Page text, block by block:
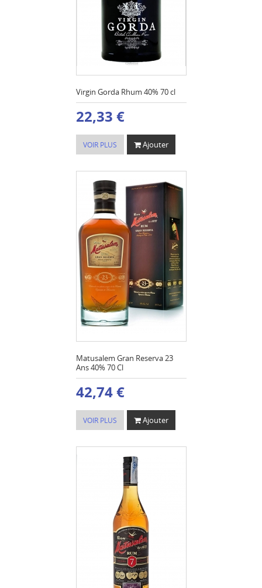
Virgin Gorda Rhum 40% 70 cl
22,33 €
VOIR PLUS Ajouter
Matusalem Gran Reserva 23
Ans 40% 70 Cl
42,74 €
VOIR PLUS Ajouter